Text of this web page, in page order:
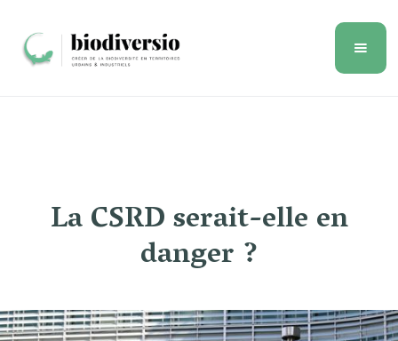
La CSRD serait-elle en
danger ?